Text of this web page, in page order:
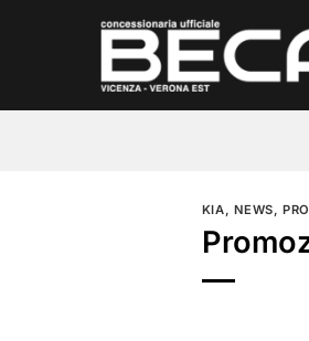
KIA, NEWS,